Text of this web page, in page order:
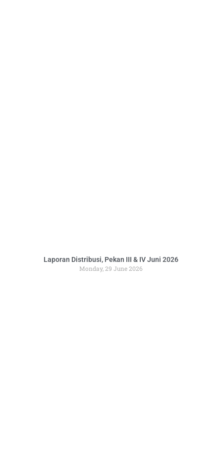
Laporan Distribusi, Pekan III & IV Juni 2026
Monday, 29 June 2026